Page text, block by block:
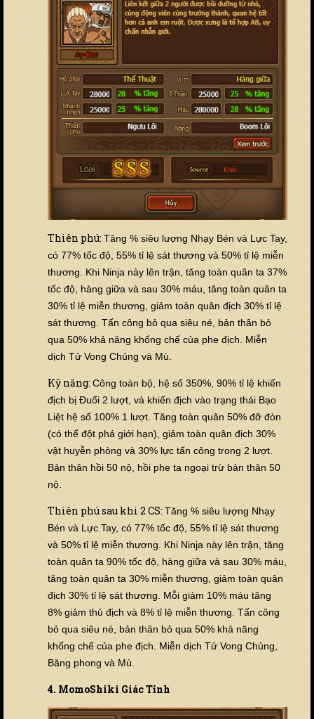
Thiên phú: Tăng % siêu lượng Nhạy Bén và Lực Tay,
có 77% tốc độ, 55% tỉ lệ sát thương và 50% tỉ lệ miễn
thương. Khi Ninja này lên trận, tăng toàn quân ta 37%
tốc độ, hàng giữa và sau 30% máu, tăng toàn quân ta
30% tỉ lệ miễn thương, giảm toàn quân địch 30% tỉ lệ
sát thương. Tấn công bỏ qua siêu né, bản thân bỏ
qua 50% khả năng khống chế của phe địch. Miễn
dịch Tử Vong Chủng và Mù.
Kỹ năng:Công toàn bộ, hệ số 350%, 90% tỉ lệ khiến
địch bị Đuổi 2 lượt, và khiến địch vào trạng thái Bạo
Liệt hệ số 100% 1 lượt. Tăng toàn quân 50% đỡ đòn
(có thể đột phá giới hạn), giảm toàn quân địch 30%
vật huyễn phòng và 30% lực tấn công trong 2 lượt.
Bản thân hồi 50 nộ, hồi phe ta ngoại trừ bản thân 50
nộ.
Thiên phú sau khi 2 CS: Tăng % siêu lượng Nhạy
Bén và Lực Tay, có 77% tốc độ, 55% tỉ lệ sát thương
và 50% tỉ lệ miễn thương. Khi Ninja này lên trận, tăng
toàn quân ta 90% tốc độ, hàng giữa và sau 30% máu,
tăng toàn quân ta 30% miễn thương, giảm toàn quân
địch 30% tỉ lệ sát thương
Mỗi giảm 10% máu tăng
8% giảm thủ địch và 8% tỉ lệ miễn thương . Tấn công
bỏ qua siêu né, bản thân bỏ qua 50% khả năng
khống chế của phe địch . Miễn dịch Tử Vong Chủng,
Băng phong và Mù.
4. MomoShiki Giác Tỉnh